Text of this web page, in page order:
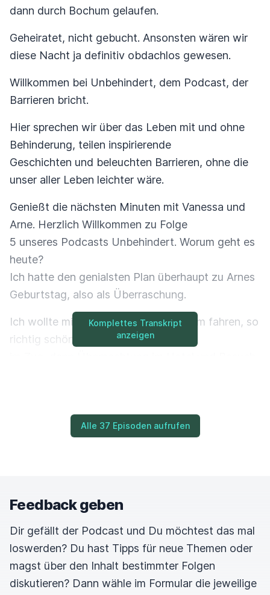
Komplettes Transkript
anzeigen
dann durch Bochum gelaufen.
Geheiratet, nicht gebucht. Ansonsten wären wir
diese Nacht ja definitiv obdachlos gewesen.
Willkommen bei Unbehindert, dem Podcast, der
Barrieren bricht.
Hier sprechen wir über das Leben mit und ohne
Behinderung, teilen inspirierende
Geschichten und beleuchten Barrieren, ohne die
unser aller Leben leichter wäre.
Genießt die nächsten Minuten mit Vanessa und
Arne. Herzlich Willkommen zu Folge
5 unseres Podcasts Unbehindert. Worum geht es
heute?
Ich hatte den genialsten Plan überhaupt zu Arnes
Geburtstag, also als Überraschung.
Ich wollte mit ihm im Zug nach Bochum fahren, so
richtig schön mit Frühstück
Ja, dann cool hier Show gucken, was trinken
sehr darauf gefreut.
In dem Fall ein Hotel, wo Menschen mit und ohne
Behinderung gemeinsam arbeiten
Alle 37 Episoden aufrufen
Feedback geben
Dir gefällt der Podcast und Du möchtest das mal
loswerden? Du hast Tipps für neue Themen oder
magst über den Inhalt bestimmter Folgen
diskutieren? Dann wähle im Formular die jeweilige